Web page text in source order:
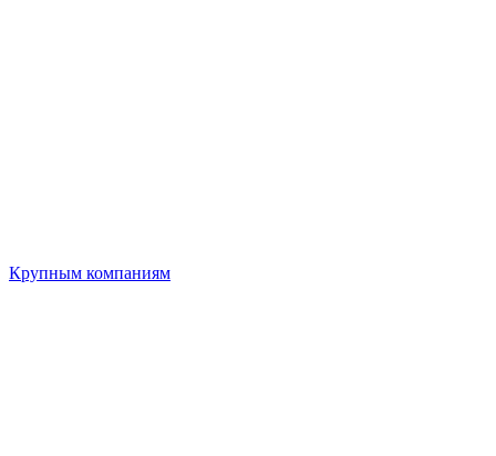
Крупным компаниям